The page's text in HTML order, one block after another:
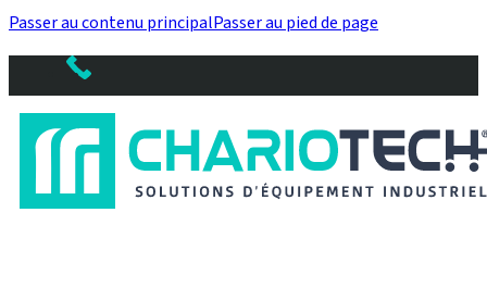
Passer au contenu principalPasser au pied de page